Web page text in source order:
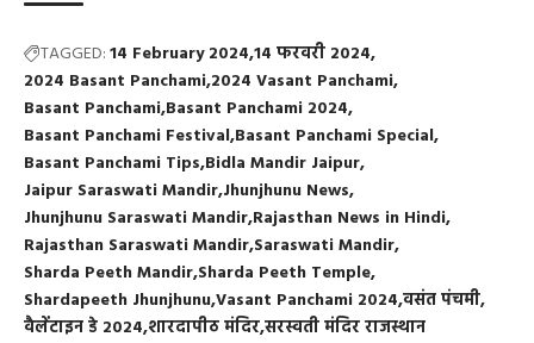
TAGGED:14 February 2024 14 फरवरी 2024
2024 Basant Panchami 2024 Vasant Panchami
Basant Panchami Basant Panchami 2024
Basant Panchami Festival Basant Panchami Special
Basant Panchami Tips Bidla Mandir Jaipur
Jaipur Saraswati Mandir Jhunjhunu News
Jhunjhunu Saraswati Mandir Rajasthan News in Hindi
Rajasthan Saraswati Mandir Saraswati Mandir
Sharda Peeth Mandir Sharda Peeth Temple
Shardapeeth JhunjhunuVasant Panchami 2024 वसंत पंचमी
वैलेंटाइन डे 2024 शारदापीठ मंदिरसरस्वती मंदिर राजस्थान